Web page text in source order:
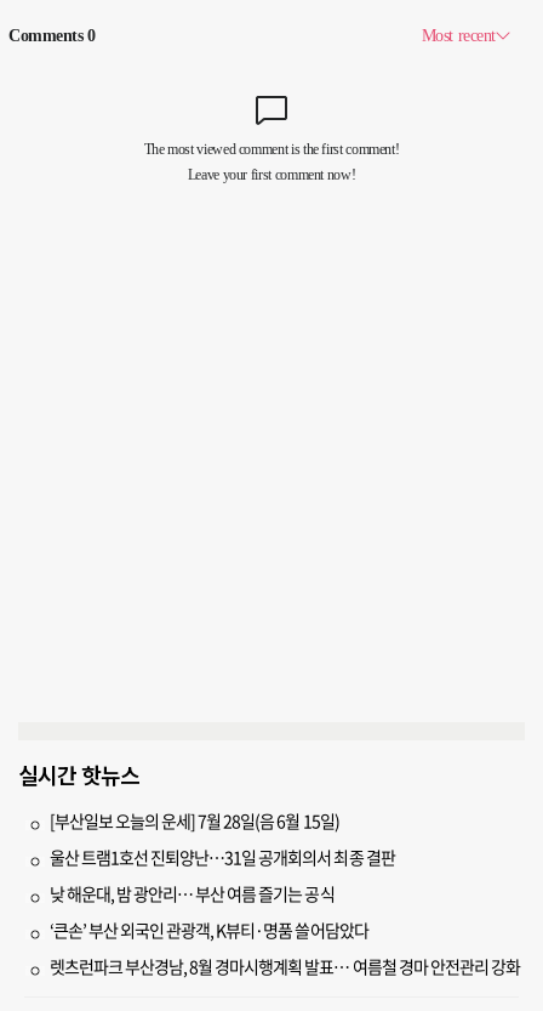
실시간 핫뉴스
[부산일보 오늘의 운세] 7월 28일(음 6월 15일)
울산 트램1호선 진퇴양난…31일 공개회의서 최종 결판
낮 해운대, 밤 광안리… 부산 여름 즐기는 공식
‘큰손’ 부산 외국인 관광객, K뷰티·명품 쓸어담았다
렛츠런파크 부산경남, 8월 경마시행계획 발표… 여름철 경마 안전관리 강화